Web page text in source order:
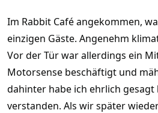
Im Rabbit Café angekommen,
einzigen Gäste. Angenehm
Vor der Tür war allerdings ein
Motorsense beschäftigt und
dahinter habe ich ehrlich
verstanden. Als wir später